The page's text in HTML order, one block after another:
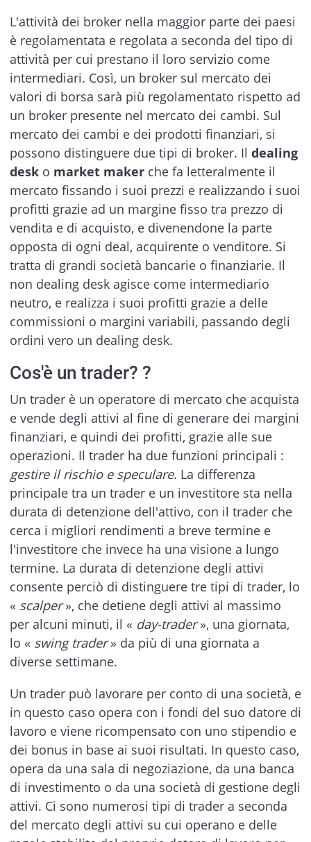
L'attività dei broker nella maggior parte dei paesi
è regolamentata e regolata a seconda del tipo di
attività per cui prestano il loro servizio come
intermediari. Così, un broker sul mercato dei
valori di borsa sarà più regolamentato rispetto ad
un broker presente nel mercato dei cambi. Sul
mercato dei cambi e dei prodotti finanziari, si
possono distinguere due tipi di broker. Il dealing
desko market makerche fa letteralmente il
mercato fissando i suoi prezzi e realizzando i suoi
profitti grazie ad un margine fisso tra prezzo di
vendita e di acquisto, e divenendone la parte
opposta di ogni deal, acquirente o venditore. Si
tratta di grandi società bancarie o finanziarie. Il
non dealing desk agisce come intermediario
neutro, e realizza i suoi profitti grazie a delle
commissioni o margini variabili, passando degli
ordini vero un dealing desk.
Cos'è un trader? ?
Un trader è un operatore di mercato che acquista
e vende degli attivi al fine di generare dei margini
finanziari, e quindi dei profitti, grazie alle sue
operazioni. Il trader ha due funzioni principali :
gestire il rischio e speculare. La differenza
principale tra un trader e un investitore sta nella
durata di detenzione dell'attivo, con il trader che
cerca i migliori rendimenti a breve termine e
l'investitore che invece ha una visione a lungo
termine. La durata di detenzione degli attivi
consente perciò di distinguere tre tipi di trader, lo
« scalper», che detiene degli attivi al massimo
per alcuni minuti, il « day-trader», una giornata,
lo « swing trader» da più di una giornata a
diverse settimane.
Un trader può lavorare per conto di una società, e
in questo caso opera con i fondi del suo datore di
lavoro e viene ricompensato con uno stipendio e
dei bonus in base ai suoi risultati. In questo caso,
opera da una sala di negoziazione, da una banca
di investimento o da una società di gestione degli
attivi. Ci sono numerosi tipi di trader a seconda
del mercato degli attivi su cui operano e delle